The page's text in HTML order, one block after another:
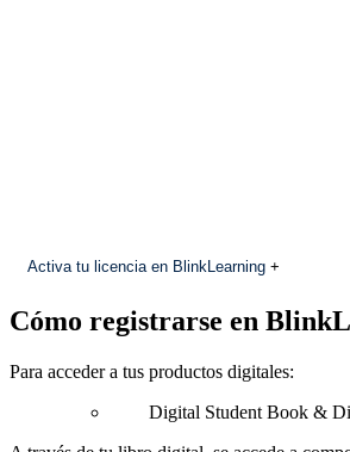
Activa tu licencia en BlinkLearning +
Cómo registrarse en
Para acceder a tus productos digitales:
Digital Student Book &